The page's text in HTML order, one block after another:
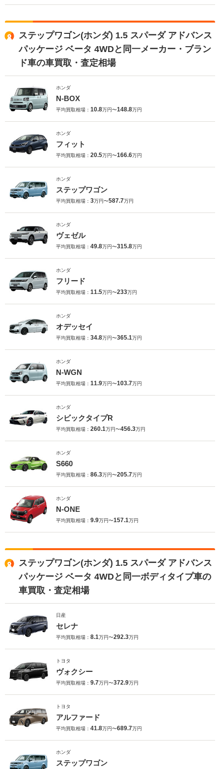
ステップワゴン(ホンダ) 1.5 スパーダ アドバンス
パッケージ ベータ 4WDと同一メーカー・ブラン
ド車の車買取・査定相場
ホンダ
N-BOX
平均買取相場： 10.8万円〜148.8万円
ホンダ
フィット
平均買取相場： 20.5万円〜166.6万円
ホンダ
ステップワゴン
平均買取相場： 3万円〜587.7万円
ホンダ
ヴェゼル
平均買取相場： 49.8万円〜315.8万円
ホンダ
フリード
平均買取相場： 11.5万円〜233万円
ホンダ
オデッセイ
平均買取相場： 34.8万円〜365.1万円
ホンダ
N-WGN
平均買取相場： 11.9万円〜103.7万円
ホンダ
シビックタイプR
平均買取相場： 260.1万円〜456.3万円
ホンダ
S660
平均買取相場： 86.3万円〜205.7万円
ホンダ
N-ONE
平均買取相場： 9.9万円〜157.1万円
ステップワゴン(ホンダ) 1.5 スパーダ アドバンス
パッケージ ベータ 4WDと同一ボディタイプ車の
車買取・査定相場
日産
セレナ
平均買取相場： 8.1万円〜292.3万円
トヨタ
ヴォクシー
平均買取相場： 9.7万円〜372.9万円
トヨタ
アルファード
平均買取相場： 41.8万円〜689.7万円
ホンダ
ステップワゴン